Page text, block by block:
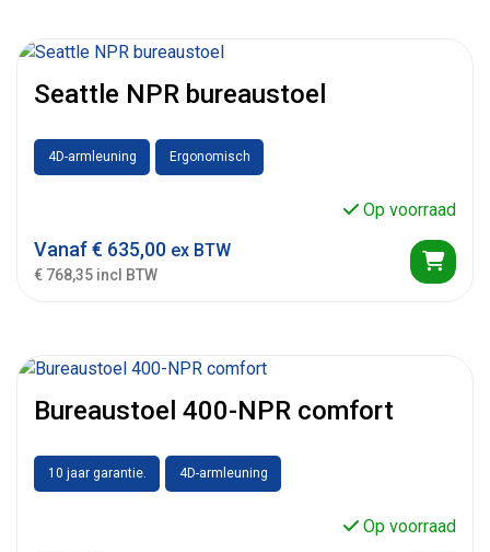
Seattle NPR bureaustoel
4D-armleuning Ergonomisch
Op voorraad
Vanaf€ 635,00 ex BTW
€ 768,35 incl BTW
Bureaustoel 400-NPR comfort
10 jaar garantie. 4D-armleuning
Op voorraad